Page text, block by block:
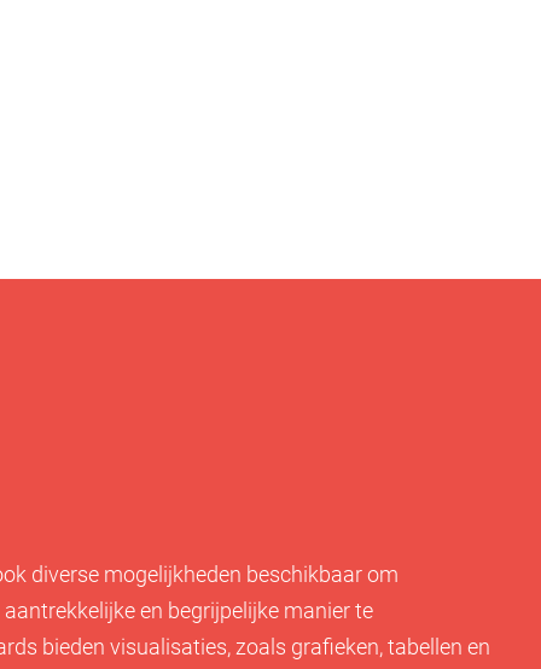
diverse mogelijkheden beschikbaar om
en begrijpelijke manier te
bieden visualisaties, zoals grafieken, tabellen en